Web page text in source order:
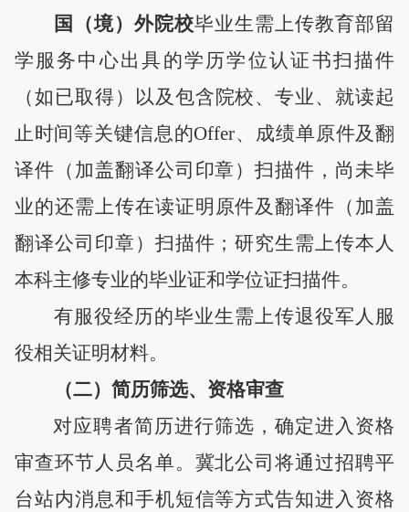
国（境）外院校毕业生需上传教育部留
学服务中心出具的学历学位认证书扫描件
（如已取得） 以及 包含院校、专业、就读起
止时间等关键信息的Offer、成绩单原件及翻
译件 （加盖翻译公司印章）扫描件 ， 尚未毕
业的还需上传在读证明 原件及翻译件 （加盖
翻译公司印章）扫描件；研究生需上传本人
本科主修专业的毕业证和学位证扫描件。
有服役经历的毕业生需上传退役军人服
役相关证明材料。
（二）简历筛选、 资格审查
对应聘者简历进行筛选，确定进入资格
审查环节人员名单。冀北公司将通过招聘平
台站内消息和手机短信等方式告知进入资格